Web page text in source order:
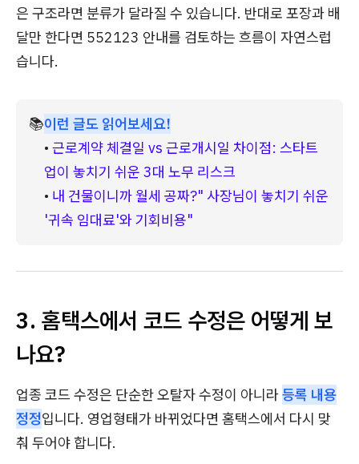
은 구조라면 분류가 달라질 수 있습니다. 반대로 포장과 배
달만 한다면 552123 안내를 검토하는 흐름이 자연스럽
습니다.
📚이런 글도 읽어보세요!
• 근로계약 체결일 vs 근로개시일 차이점: 스타트
업이 놓치기 쉬운 3대 노무 리스크
• 내 건물이니까 월세 공짜?" 사장님이 놓치기 쉬운
'귀속 임대료'와 기회비용"
3. 홈택스에서 코드 수정은 어떻게 보
나요?
업종 코드 수정은 단순한 오탈자 수정이 아니라등록 내용
정정입니다. 영업형태가 바뀌었다면 홈택스에서 다시 맞
춰 두어야 합니다.